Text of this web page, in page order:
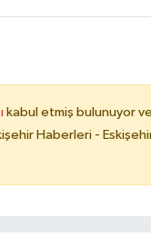
kabul etmiş bulunuyor
Haberleri -